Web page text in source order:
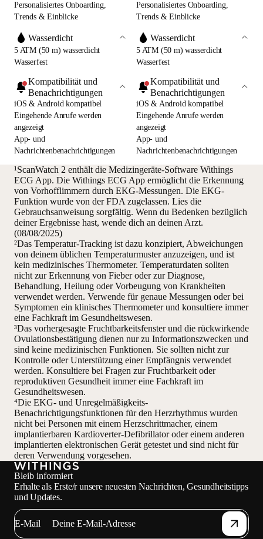
Personalisiertes Onboarding,
Trends & Einblicke
Wasserdicht
5 ATM (50 m) wasserdicht
Wasserfest
Kompatibilität und
Benachrichtigungen
iOS & Android kompatibel
Eingehende Anrufe werden
angezeigt
App- und
Nachrichtenbenachrichtigungen
Personalisiertes Onboarding,
Trends & Einblicke
Wasserdicht
5 ATM (50 m) wasserdicht
Wasserfest
Kompatibilität und
Benachrichtigungen
iOS & Android kompatibel
Eingehende Anrufe werden
angezeigt
App- und
Nachrichtenbenachrichtigungen
¹ScanWatch 2 enthält die Medizingeräte-Software Withings
ECG App. Die Withings ECG App ermöglicht die Erkennung
von Vorhofflimmern durch EKG-Messungen. Die EKG-
Funktion wurde von der FDA zugelassen. Lies die
Gebrauchsanweisung sorgfältig. Wenn du Bedenken bezüglich
deiner Ergebnisse hast, wende dich an deinen Arzt.
(08/08/2025)
²Das Temperatur-Tracking ist dazu konzipiert, Abweichungen
von deinem üblichen Temperaturmuster anzuzeigen, und ist
kein medizinisches Thermometer. Temperaturdaten sollten
nicht zur Erkennung von Fieber oder zur Diagnose,
Behandlung, Heilung oder Vorbeugung von Krankheiten
verwendet werden. Verwende für genaue Messungen oder bei
Symptomen ein klinisches Thermometer und konsultiere immer
eine Fachkraft im Gesundheitswesen.
³Das vorhergesagte Fruchtbarkeitsfenster und die rückwirkende
Ovulationsbestätigung dienen nur zu Informationszwecken und
sind keine medizinischen Funktionen. Sie sollten nicht zur
Kontrolle oder Unterstützung einer Empfängnis verwendet
werden. Konsultiere bei Fragen zur Fruchtbarkeit oder
reproduktiven Gesundheit immer eine Fachkraft im
Gesundheitswesen.
⁴Die EKG- und Unregelmäßigkeits-
Benachrichtigungsfunktionen für den Herzrhythmus wurden
nicht bei Personen mit einem Herzschrittmacher, einem
implantierbaren Kardioverter-Defibrillator oder einem anderen
implantierten elektronischen Gerät getestet und sind nicht für
deren Verwendung vorgesehen.
Bleib informiert
Erhalte als Erste/r unsere neuesten Nachrichten, Gesundheitstipps
und Updates.
E-Mail